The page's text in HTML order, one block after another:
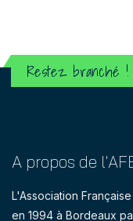
Restez branché !
A propos de
L'Association
en 1994 à Bordeaux